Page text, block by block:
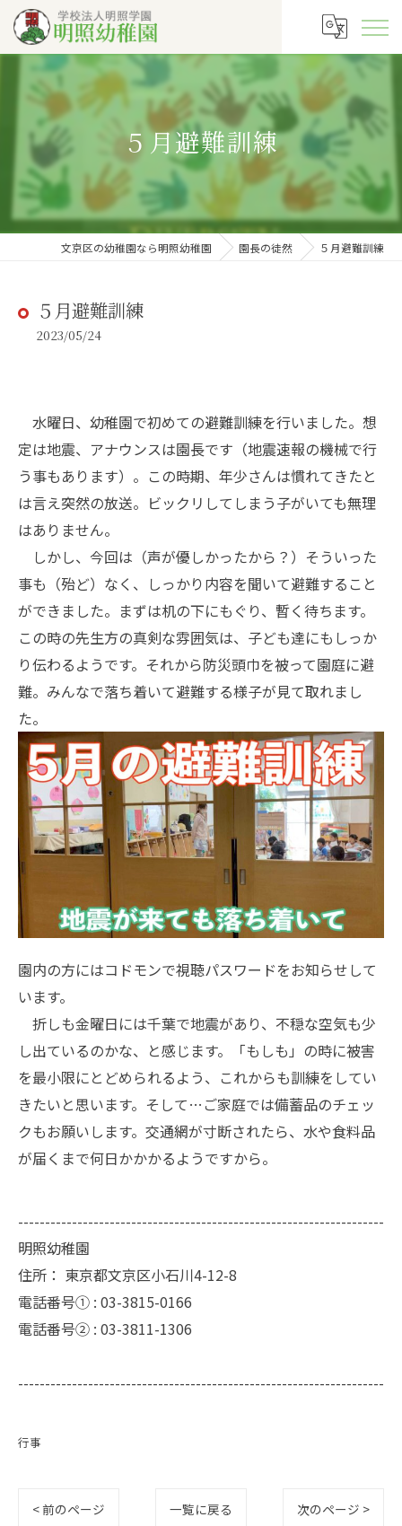
５月避難訓練
文京区の幼稚園なら明照幼稚園 園長の徒然 ５月避難訓練
５月避難訓練
2023/05/24
水曜日、幼稚園で初めての避難訓練を行いました。想
定は地震、アナウンスは園長です（地震速報の機械で行
う事もあります）。この時期、年少さんは慣れてきたと
は言え突然の放送。ビックリしてしまう子がいても無理
はありません。
しかし、今回は（声が優しかったから？）そういった
事も（殆ど）なく、しっかり内容を聞いて避難すること
ができました。まずは机の下にもぐり、暫く待ちます。
この時の先生方の真剣な雰囲気は、子ども達にもしっか
り伝わるようです。それから防災頭巾を被って園庭に避
難。みんなで落ち着いて避難する様子が見て取れまし
た。
園内の方にはコドモンで視聴パスワードをお知らせして
います。
折しも金曜日には千葉で地震があり、不穏な空気も少
し出ているのかな、と感じます。「もしも」の時に被害
を最小限にとどめられるよう、これからも訓練をしてい
きたいと思います。そして…ご家庭では備蓄品のチェッ
クもお願いします。交通網が寸断されたら、水や食料品
が届くまで何日かかかるようですから。
--------------------------------------------------------------------
明照幼稚園
住所： 東京都文京区小石川4-12-8
電話番号① : 03-3815-0166
電話番号② : 03-3811-1306
--------------------------------------------------------------------
行事
< 前のページ 一覧に戻る 次のページ >